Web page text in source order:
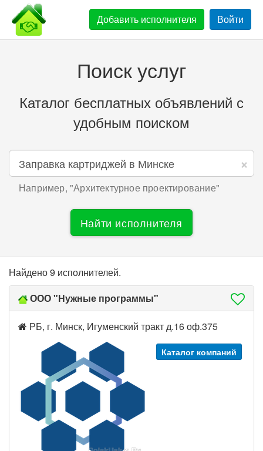
Добавить исполнителя Войти
Поиск услуг
Каталог бесплатных объявлений с
удобным поиском
×
Например, "Архитектурное проектирование"
Найти исполнителя
Найдено 9 исполнителей.
ООО "Нужные программы"
РБ, г. Минск, Игуменский тракт д.16 оф.375
Каталог компаний